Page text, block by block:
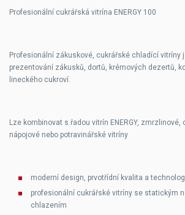
Profesionální cukrářská vitrína ENERGY 100
Profesionální zákuskové, cukrářské chladící vitríny
prezentování zákusků, dortů, krémových dezertů,
lineckého cukroví.
Lze kombinovat s řadou vitrín ENERGY, zmrzlinové,
nápojové nebo potravinářské vitríny
moderní design, prvotřídní kvalita a
profesionální cukrářské vitríny se statickým
chlazením